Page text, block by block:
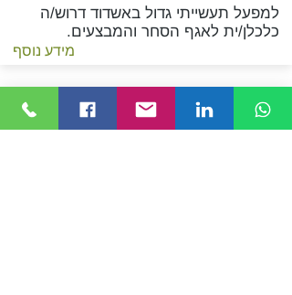
למפעל תעשייתי גדול באשדוד דרוש/ה
כלכלן/ית לאגף הסחר והמבצעים.
מידע נוסף
מנהל/ת פיתוח עסקי
לחברת סטארטאפ בעלת טכנולוגיה